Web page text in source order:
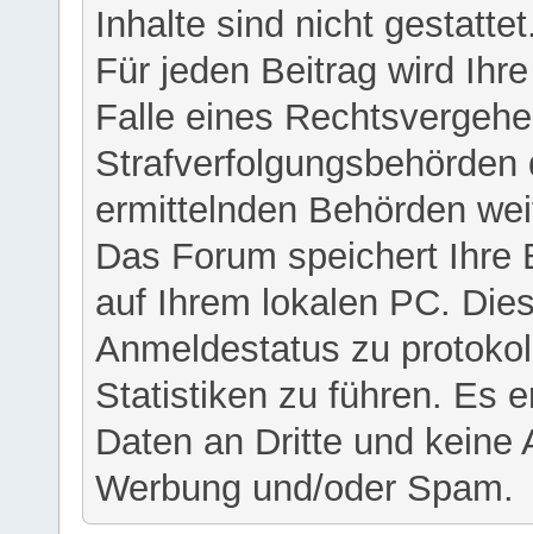
Inhalte sind nicht
Für jeden Beitrag wird
Falle eines
ermittelnden Behörden
Das Forum speichert Ihre
auf Ihrem lokalen PC.
Anmeldestatus zu
Statistiken zu führen. Es
Daten an Dritte und keine
Werbung und/oder Spam.